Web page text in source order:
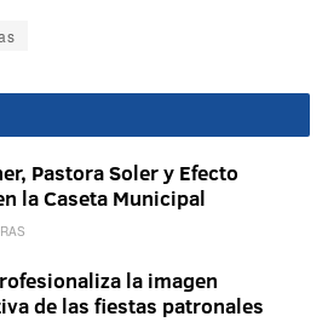
Pastora Soler y Efecto
la Caseta Municipal
la imagen
de las fiestas patronales